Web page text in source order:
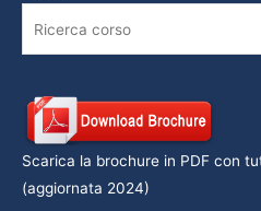
Scarica la brochure in PDF con
(aggiornata 2024)